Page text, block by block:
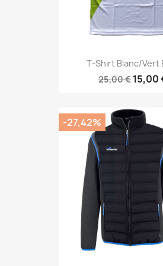
T-Shirt Blanc/vert
25,00 € 15,00
-27,42%